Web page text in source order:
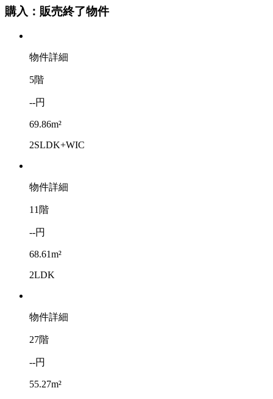
購入：販売終了物件
物件詳細
5階
--円
69.86m²
2SLDK+WIC
物件詳細
11階
--円
68.61m²
2LDK
物件詳細
27階
--円
55.27m²